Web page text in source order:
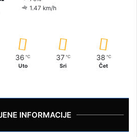
1.47 km/h
36 ℃
Uto
37 ℃
Sri
38 ℃
Čet
INFORMACIJE